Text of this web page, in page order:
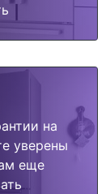
на
уверены
еще